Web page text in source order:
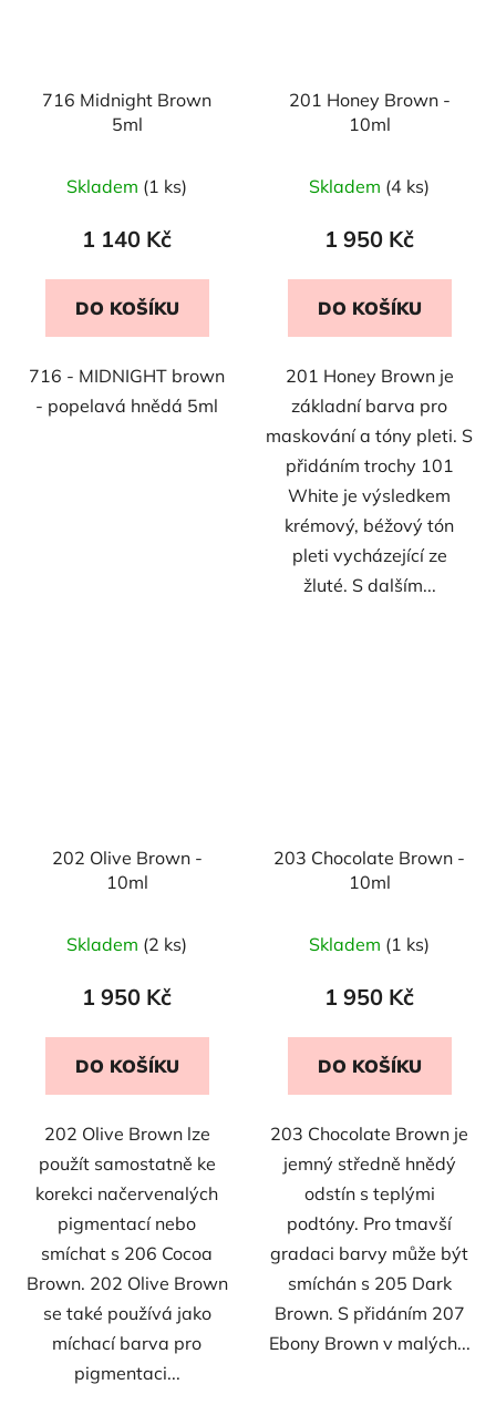
716 Midnight Brown
5ml
Skladem (1 ks)
1 140 Kč
DO KOŠÍKU
716 - MIDNIGHT brown
- popelavá hnědá 5ml
201 Honey Brown -
10ml
Skladem (4 ks)
1 950 Kč
DO KOŠÍKU
201 Honey Brown je
základní barva pro
maskování a tóny pleti. S
přidáním trochy 101
White je výsledkem
krémový, béžový tón
pleti vycházející ze
žluté. S dalším...
202 Olive Brown -
10ml
Skladem (2 ks)
1 950 Kč
DO KOŠÍKU
202 Olive Brown lze
použít samostatně ke
korekci načervenalých
pigmentací nebo
smíchat s 206 Cocoa
Brown. 202 Olive Brown
se také používá jako
míchací barva pro
pigmentaci...
203 Chocolate Brown -
10ml
Skladem (1 ks)
1 950 Kč
DO KOŠÍKU
203 Chocolate Brown je
jemný středně hnědý
odstín s teplými
podtóny. Pro tmavší
gradaci barvy může být
smíchán s 205 Dark
Brown. S přidáním 207
Ebony Brown v malých...